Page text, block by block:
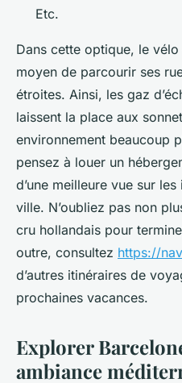
Etc.
Dans cette optique, le
moyen de parcourir ses
étroites. Ainsi, les gaz
laissent la place aux
environnement beaucoup
pensez à louer un
d’une meilleure vue sur
ville. N’oubliez pas non
cru hollandais pour
outre, consultez https://
d’autres itinéraires de
prochaines vacances.
Explorer
ambiance